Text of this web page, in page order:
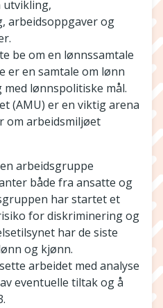
utvikling,
arbeidsoppgaver og
be om en lønnssamtale
er en samtale om lønn
lønnspolitiske mål.
(AMU) er en viktig arena
om arbeidsmiljøet
arbeidsgruppe
både fra ansatte og
har startet et
for diskriminering og
har de siste
og kjønn.
arbeidet med analyse
eventuelle tiltak og å